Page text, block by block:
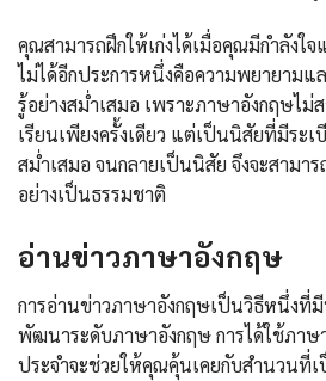
คุณสามารถฝึกให้เก่งได้เมื่อคุณมีกำลังใ
ไม่ได้อีกประการหนึ่งคือความพยายามแ
รู้อย่างสม่ำเสมอ เพราะภาษาอังกฤษไม่
เรียนเพียงครั้งเดียว แต่เป็นนิสัยที่มีระ
สม่ำเสมอ จนกลายเป็นนิสัย จึงจะสามา
อย่างเป็นธรรมชาติ
อ่านข่าวภาษาอังกฤษ
การอ่านข่าวภาษาอังกฤษเป็นวิธีหนึ่งที่
พัฒนาระดับภาษาอังกฤษ การได้ใช้ภาษ
ประจำจะช่วยให้คุณคุ้นเคยกับสำนวนที่